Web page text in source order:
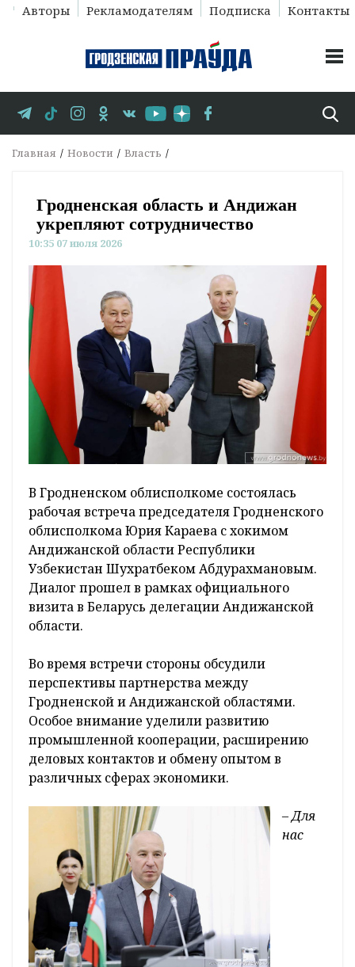
Авторы Рекламодателям Подписка Контакты
Главная Новости Власть
Гродненская область и Андижан
укрепляют сотрудничество
10:35 07 июля 2026
В Гродненском облисполкоме состоялась
рабочая встреча председателя Гродненского
облисполкома Юрия Караева с хокимом
Андижанской области Республики
Узбекистан Шухратбеком Абдурахмановым.
Диалог прошел в рамках официального
визита в Беларусь делегации Андижанской
области.
Во время встречи стороны обсудили
перспективы партнерства между
Гродненской и Андижанской областями.
Особое внимание уделили развитию
промышленной кооперации, расширению
деловых контактов и обмену опытом в
различных сферах экономики.
– Для
нас